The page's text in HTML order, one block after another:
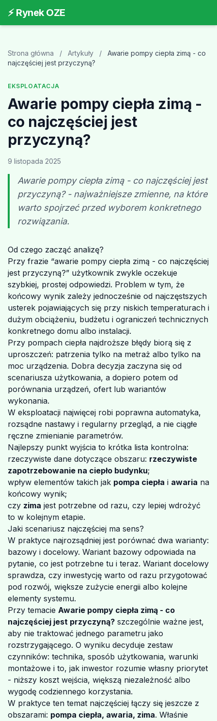
⚡ Rynek OZE
Strona główna / Artykuły /
Awarie pompy ciepła zimą - co
najczęściej jest przyczyną?
EKSPLOATACJA
Awarie pompy ciepła zimą -
co najczęściej jest
przyczyną?
9 listopada 2025
Awarie pompy ciepła zimą - co najczęściej jest
przyczyną? - najważniejsze zmienne, na które
warto spojrzeć przed wyborem konkretnego
rozwiązania.
Od czego zacząć analizę?
Przy frazie “awarie pompy ciepła zimą - co najczęściej
jest przyczyną?” użytkownik zwykle oczekuje
szybkiej, prostej odpowiedzi. Problem w tym, że
końcowy wynik zależy jednocześnie od najczęstszych
usterek pojawiających się przy niskich temperaturach i
dużym obciążeniu, budżetu i ograniczeń technicznych
konkretnego domu albo instalacji.
Przy pompach ciepła najdroższe błędy biorą się z
uproszczeń: patrzenia tylko na metraż albo tylko na
moc urządzenia. Dobra decyzja zaczyna się od
scenariusza użytkowania, a dopiero potem od
porównania urządzeń, ofert lub wariantów
wykonania.
W eksploatacji najwięcej robi poprawna automatyka,
rozsądne nastawy i regularny przegląd, a nie ciągłe
ręczne zmienianie parametrów.
Najlepszy punkt wyjścia to krótka lista kontrolna:
rzeczywiste dane dotyczące obszaru: rzeczywiste
zapotrzebowanie na ciepło budynku;
wpływ elementów takich jak pompa ciepła i awaria na
końcowy wynik;
czy zima jest potrzebne od razu, czy lepiej wdrożyć
to w kolejnym etapie.
Jaki scenariusz najczęściej ma sens?
W praktyce najrozsądniej jest porównać dwa warianty:
bazowy i docelowy. Wariant bazowy odpowiada na
pytanie, co jest potrzebne tu i teraz. Wariant docelowy
sprawdza, czy inwestycję warto od razu przygotować
pod rozwój, większe zużycie energii albo kolejne
elementy systemu.
Przy temacie Awarie pompy ciepła zimą - co
najczęściej jest przyczyną? szczególnie ważne jest,
aby nie traktować jednego parametru jako
rozstrzygającego. O wyniku decyduje zestaw
czynników: technika, sposób użytkowania, warunki
montażowe i to, jak inwestor rozumie własny priorytet
- niższy koszt wejścia, większą niezależność albo
wygodę codziennego korzystania.
W praktyce ten temat najczęściej łączy się jeszcze z
obszarami: pompa ciepła, awaria, zima. Właśnie